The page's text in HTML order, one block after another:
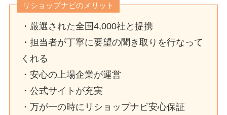
リショップナビのメリット
・厳選された全国4,000社と提携
・担当者が丁寧に要望の聞き取りを行なって
くれる
・安心の上場企業が運営
・公式サイトが充実
・万が一の時にリショップナビ安心保証